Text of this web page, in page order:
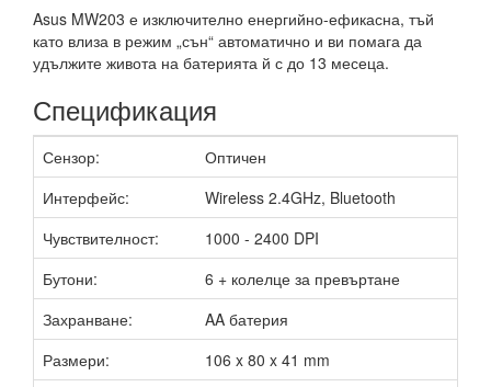
Asus MW203 е изключително енергийно-ефикасна, тъй
като влиза в режим „сън“ автоматично и ви помага да
удължите живота на батерията й с до 13 месеца.
Спецификация
Сензор:
Оптичен
Интерфейс:
Wireless 2.4GHz, Bluetooth
Чувствителност:
1000 - 2400 DPI
Бутони:
6 + колелце за превъртане
Захранване:
AA батерия
Размери:
106 x 80 x 41 mm